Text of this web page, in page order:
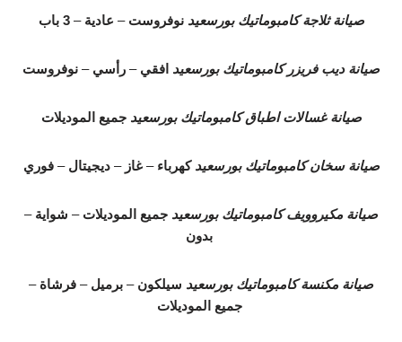
صيانة ثلاجة كامبوماتيك بورسعيد نوفروست – عادية –3 باب
صيانة ديب فريزر كامبوماتيك بورسعيد افقي – رأسي – نوفروست
صيانة غسالات اطباق كامبوماتيك بورسعيد جميع الموديلات
صيانة سخان كامبوماتيك بورسعيد كهرباء –غاز –ديجيتال –فوري
صيانة مكيروويف كامبوماتيك بورسعيد جميع الموديلات – شواية –
بدون
صيانة مكنسة كامبوماتيك بورسعيد سيلكون – برميل – فرشاة –
جميع الموديلات